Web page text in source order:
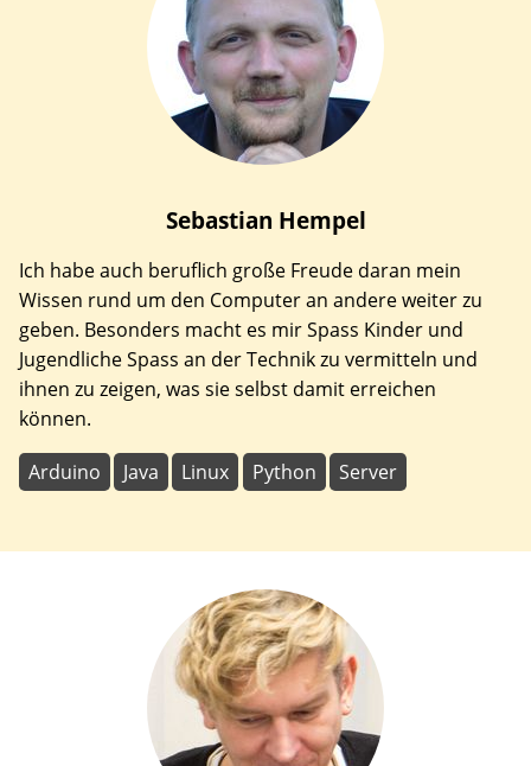
Sebastian Hempel
Ich habe auch beruflich große Freude daran mein
Wissen rund um den Computer an andere weiter zu
geben. Besonders macht es mir Spass Kinder und
Jugendliche Spass an der Technik zu vermitteln und
ihnen zu zeigen, was sie selbst damit erreichen
können.
Arduino Java Linux Python Server